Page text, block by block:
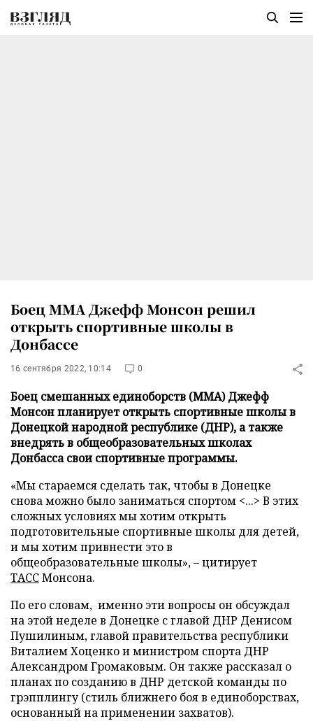
Боец ММА Джефф Монсон решил
открыть спортивные школы в
Донбассе
16 сентября 2022, 10:14 0
Боец смешанных единоборств (ММА) Джефф
Монсон планирует открыть спортивные школы в
Донецкой народной республике (ДНР), а также
внедрять в общеобразовательных школах
Донбасса свои спортивные программы.
«Мы стараемся сделать так, чтобы в Донецке
снова можно было заниматься спортом <...> В этих
сложных условиях мы хотим открыть
подготовительные спортивные школы для детей,
и мы хотим привнести это в
общеобразовательные школы», – цитирует
ТАССМонсона.
По его словам, именно эти вопросы он обсуждал
на этой неделе в Донецке с главой ДНР Денисом
Пушилиным, главой правительства республики
Виталием Хоценко и министром спорта ДНР
Александром Громаковым. Он также рассказал о
планах по созданию в ДНР детской команды по
грэпплингу (стиль ближнего боя в единоборствах,
основанный на применении захватов).